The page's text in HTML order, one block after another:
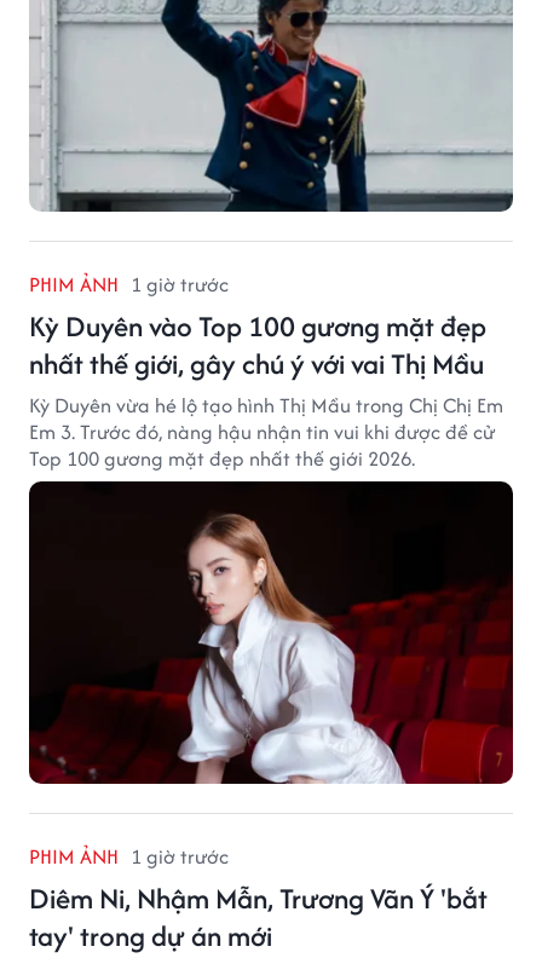
PHIM ẢNH 1 giờ trước
Kỳ Duyên vào Top 100 gương mặt đẹp
nhất thế giới, gây chú ý với vai Thị Mầu
Kỳ Duyên vừa hé lộ tạo hình Thị Mầu trong Chị Chị Em
Em 3. Trước đó, nàng hậu nhận tin vui khi được đề cử
Top 100 gương mặt đẹp nhất thế giới 2026.
PHIM ẢNH 1 giờ trước
Diêm Ni, Nhậm Mẫn, Trương Vãn Ý 'bắt
tay' trong dự án mới